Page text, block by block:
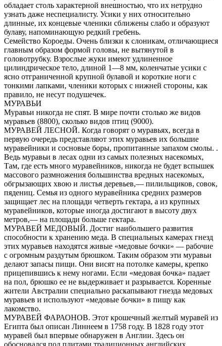
обладает столь характерной внешностью, что их нетрудно
узнать даже неспециалисту. Усики у них относительно
длинные, их концевые членики сближены слабо и образуют
булаву, напоминающую редкий гребень.
Семейство Короеды. Очень близки к слоникам, отличающиеся
главным образом формой головы, не вытянутой в
головотрубку. Взрослые жуки имеют удлиненное
цилиндрическое тело, длиной 1—8 мм, коленчатые усики с
ясно отграниченной крупной булавой и короткие ноги с
тонкими лапками, членики которых с нижней стороны, как
правило, не несут подушечек.
МУРАВЬИ
Муравьи никогда не спят. В мире почти столько же видов
муравьев (8800), сколько видов птиц (9000).
МУРАВЕЙ ЛЕСНОЙ. Когда говорят о муравьях, всегда в
первую очередь представляют этих муравьев их большие
муравейники и сосновые боры, пропитанные запахом смолы. .
Ведь муравьи в лесах одни из самых полезных насекомых,
Там, где есть много муравейников, никогда не будет вспышек
массового размножения большинства вредных насекомых,
обгрызающих хвою и листья деревьев,— пилильщиков, совок,
пядениц. Семья из одного муравейника средних размеров
защищает лес на площади четверть гектара, а из крупных
муравейников, которые иногда достигают в высоту двух
метров,— на площади больше гектара.
МУРАВЕЙ МЕДОВЫЙ. Достиг наибольшего развития
способности к хранению меда. В специальных камерах гнезд
этих муравьев находятся живые «медовые бочки» — рабочие
с огромным раздутым брюшком. Таким образом эти муравьи
делают запасы пищи. Они висят на потолке камеры, крепко
прицепившись к нему ногами. Если «медовая бочка» падает
на пол, брюшко ее не выдерживает и разрывается. Коренные
жители Австралии специально раскапывают гнезда медовых
муравьев и используют «медовые бочки» в пищу как
лакомство.
МУРАВЕЙ ФАРАОНОВ. Этот крошечный желтый муравей из
Египта был описан Линнеем в 1758 году. В 1828 году этот
муравей был впервые обнаружен в Англии. Здесь он
обосновался под плитами традиционных английских